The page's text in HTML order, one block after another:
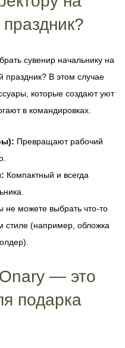
сувенир начальнику на
В этом случае
которые создают уют
в командировках.
Превращают рабочий
Компактный и всегда
не можете выбрать что-то
(например, обложка
— это
подарка